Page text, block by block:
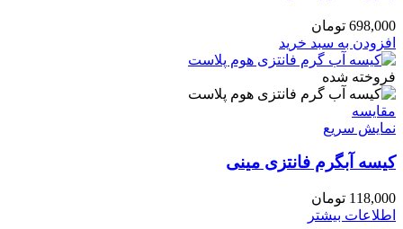
698,000 تومان
افزودن به سبد خرید
فروخته شده
مقايسه
نمایش سریع
کیسه آبگرم فانتزی مینی
118,000 تومان
اطلاعات بیشتر